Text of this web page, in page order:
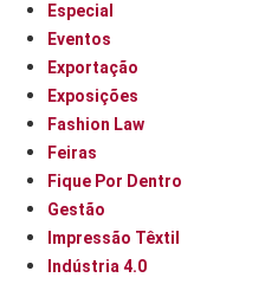
Especial
Eventos
Exportação
Exposições
Fashion Law
Feiras
Fique Por Dentro
Gestão
Impressão Têxtil
Indústria 4.0